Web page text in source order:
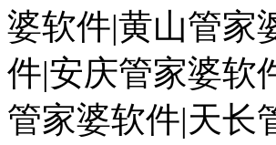
婆软件|黄山管家
件|安庆管家婆软
管家婆软件|天长